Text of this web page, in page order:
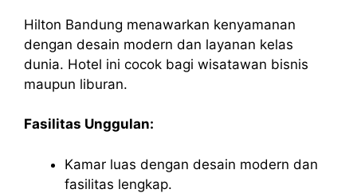
Hilton Bandung menawarkan kenyamanan
dengan desain modern dan layanan kelas
dunia. Hotel ini cocok bagi wisatawan bisnis
maupun liburan.
Fasilitas Unggulan:
Kamar luas dengan desain modern dan
fasilitas lengkap.